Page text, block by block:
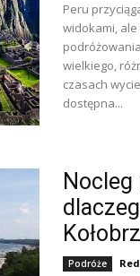
Peru
widokami, ale
wielkiego,
czasach
dostępna...
Podróże